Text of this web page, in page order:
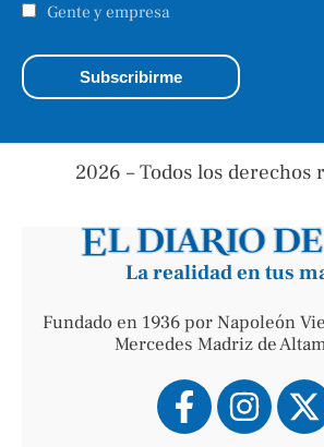
Gente y empresa
2026 – Todos los derechos
La realidad en tus
Fundado en 1936 por Napoleón
Mercedes Madriz de